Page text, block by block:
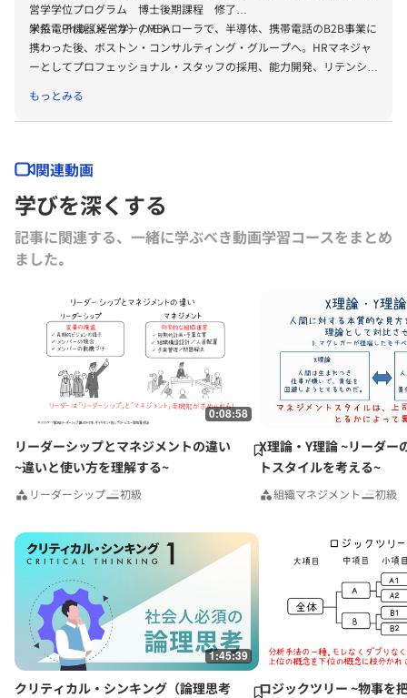
営学学位プログラム 博士後期課程 修了
学位：Ph.D（経営学）/ MBA
米系電子機器メーカーのモトローラで、半導体、携帯電話のB2B事業に
携わった後、ボストン・コンサルティング・グループへ。HRマネジャ
ーとしてプロフェッショナル・スタッフの採用、能力開発、リテンショ
く人材マネジメントを担当。グロービスではマネージングディレクター
として人事を含む管理部門全体を統括し、働きがいのある企業としての
プログラム開発や、研究・執筆、リーダーシップ、ダイバーシティ、パ
ワーと影響力、キャリア開発、パーパス経営等の領域を中心にグロービ
ス経営大学院での講義、企業研修、講演などを多数務める。
イートアンドホールディングス、萩原電気ホールディングス、及びコー
ア商事ホールディングズ（何れもプライム上場）社外取締役。学校法人
柳心学園 理事。公益財団法人首藤奨学財団 評議員。経済同友会会
会、経営行動科学学会員。
もっとみる
関連動画
学びを深くする
記事に関連する、一緒に学ぶべき動画学習コースをまとめ
ました｡
0:08:58
リーダーシップとマネジメントの違い
~違いと使い方を理解する~
リーダーシップ 初級
X理論・Y理論 ~リーダー
トスタイルを考える~
組織マネジメント 初級
1:45:39
クリティカル・シンキング（論理思考
ロジックツリー ~物事を